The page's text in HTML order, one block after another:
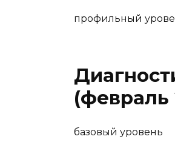
профильный
(февраль
базовый уровень